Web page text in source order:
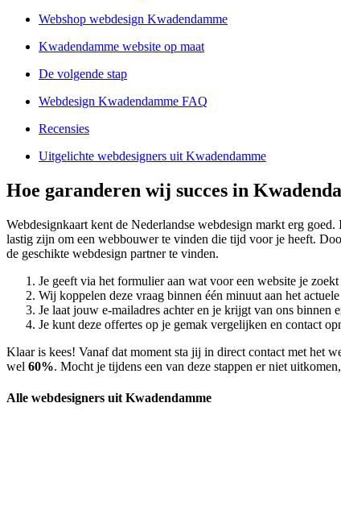
Webshop webdesign Kwadendamme
Kwadendamme website op maat
De volgende stap
Webdesign Kwadendamme FAQ
Recensies
Uitgelichte webdesigners uit Kwadendamme
Hoe garanderen wij succes in
Webdesignkaart kent de Nederlandse webdesign markt erg
lastig zijn om een webbouwer te vinden die tijd voor je heeft.
de geschikte webdesign partner te vinden.
Je geeft via het formulier aan wat voor een website je zoekt
Wij koppelen deze vraag binnen één minuut aan het
Je laat jouw e-mailadres achter en je krijgt van ons
Je kunt deze offertes op je gemak vergelijken en contact
Klaar is kees! Vanaf dat moment sta jij in direct contact met het
wel 60%. Mocht je tijdens een van deze stappen er niet
Alle webdesigners uit Kwadendamme